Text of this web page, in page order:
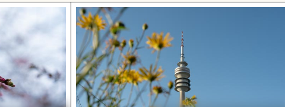
zu BlühenOlympiaturm mit Blumen im Vordergrund